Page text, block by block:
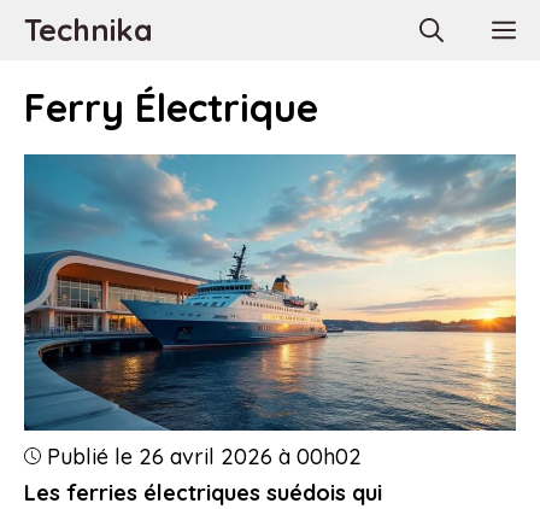
AllerTechnika
Ferry Électrique
Les ferries électriques suédois qui
Publié le 26 avril 2026 à 00h02